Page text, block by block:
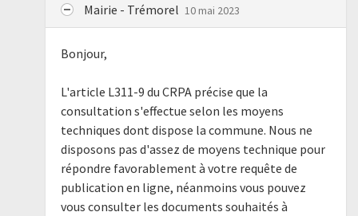
Mairie - Trémorel 10 mai 2023
Bonjour,
L'article L311-9 du CRPA précise que la
consultation s'effectue selon les moyens
techniques dont dispose la commune. Nous ne
disposons pas d'assez de moyens technique pour
répondre favorablement à votre requête de
publication en ligne, néanmoins vous pouvez
vous consulter les documents souhaités à